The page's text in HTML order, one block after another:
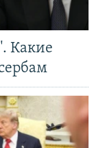
Какие